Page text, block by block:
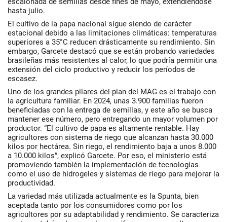
hasta julio.
El cultivo de la papa nacional sigue siendo de carácter
estacional debido a las limitaciones climáticas: temperaturas
superiores a 35°C reducen drásticamente su rendimiento. Sin
embargo, Garcete destacó que se están probando variedades
brasileñas más resistentes al calor, lo que podría permitir una
extensión del ciclo productivo y reducir los períodos de
escasez.
Uno de los grandes pilares del plan del MAG es el trabajo con
la agricultura familiar. En 2024, unas 3.900 familias fueron
beneficiadas con la entrega de semillas, y este año se busca
mantener ese número, pero entregando un mayor volumen por
productor. “El cultivo de papa es altamente rentable. Hay
agricultores con sistema de riego que alcanzan hasta 30.000
kilos por hectárea. Sin riego, el rendimiento baja a unos 8.000
a 10.000 kilos”, explicó Garcete. Por eso, el ministerio está
promoviendo también la implementación de tecnologías
como el uso de hidrogeles y sistemas de riego para mejorar la
productividad.
La variedad más utilizada actualmente es la Spunta, bien
aceptada tanto por los consumidores como por los
agricultores por su adaptabilidad y rendimiento. Se caracteriza